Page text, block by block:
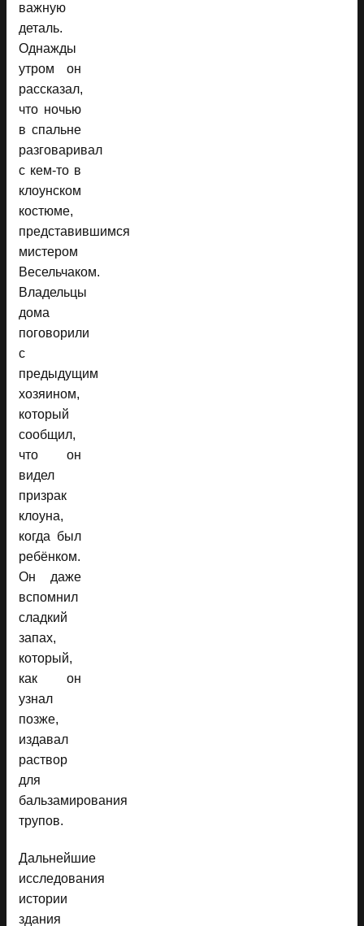
важную
деталь.
Однажды
утром он
рассказал,
что ночью
в спальне
разговаривал
с кем-то в
клоунском
костюме,
представившимся
мистером
Весельчаком.
Владельцы
дома
поговорили
с
предыдущим
хозяином,
который
сообщил,
что он
видел
призрак
клоуна,
когда был
ребёнком.
Он даже
вспомнил
сладкий
запах,
который,
как он
узнал
позже,
издавал
раствор
для
бальзамирования
трупов.
Дальнейшие
исследования
истории
здания